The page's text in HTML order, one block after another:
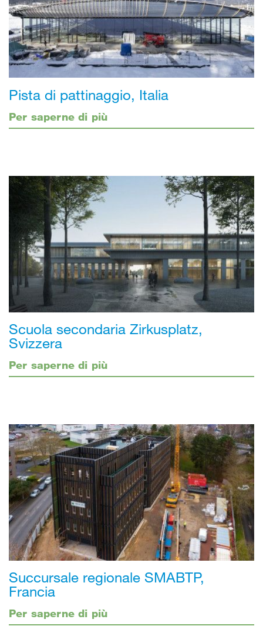
Pista di pattinaggio, Italia
Per saperne di più
Scuola secondaria Zirkusplatz,
Svizzera
Per saperne di più
Succursale regionale SMABTP,
Francia
Per saperne di più